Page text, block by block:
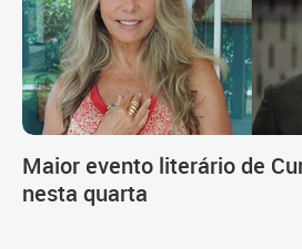
Maior evento literário de
nesta quarta